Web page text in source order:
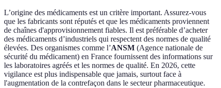
L’origine des médicaments est un critère important. Assurez-vous
que les fabricants sont réputés et que les médicaments proviennent
de chaînes d'approvisionnement fiables. Il est préférable d’acheter
des médicaments d’industriels qui respectent des normes de qualité
élevées. Des organismes comme l’ANSM (Agence nationale de
sécurité du médicament) en France fournissent des informations sur
les laboratoires agréés et les normes de qualité. En 2026, cette
vigilance est plus indispensable que jamais, surtout face à
l'augmentation de la contrefaçon dans le secteur pharmaceutique.